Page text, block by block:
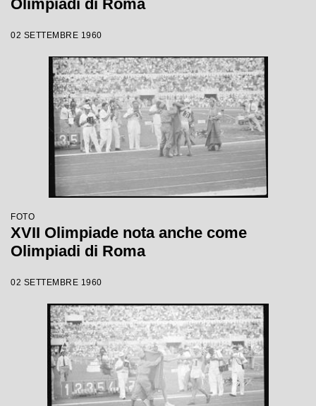
Olimpiadi di Roma
02 SETTEMBRE 1960
FOTO
XVII Olimpiade nota anche come
Olimpiadi di Roma
02 SETTEMBRE 1960